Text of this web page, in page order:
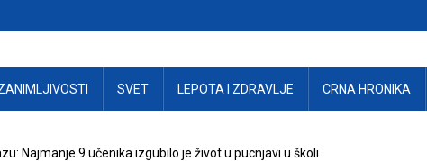
SVET LEPOTA I ZDRAVLJE CRNA HRONIKA
Najmanje 9 učenika izgubilo je život u pucnjavi u školi